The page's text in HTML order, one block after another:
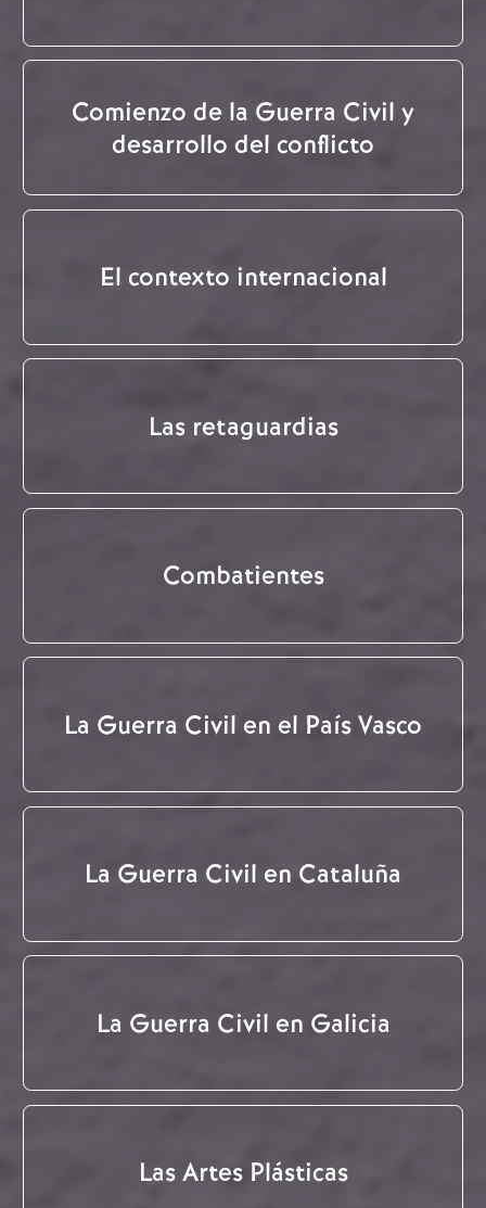
Comienzo de la Guerra Civil y
desarrollo del conflicto
El contexto internacional
Las retaguardias
Combatientes
La Guerra Civil en el País Vasco
La Guerra Civil en Cataluña
La Guerra Civil en Galicia
Las Artes Plásticas